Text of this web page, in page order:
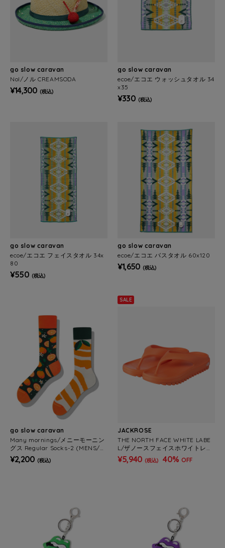
go slow caravan
Nol/ノル CREAMSODA
¥14,300 (税込)
go slow caravan
ecoe/エコエ ウォッシュタオル 34
x35
¥330 (税込)
go slow caravan
ecoe/エコエ フェイスタオル 34x
80
¥550 (税込)
go slow caravan
ecoe/エコエ バスタオル 60x120
¥1,650 (税込)
go slow caravan
Many mornings/メニーモーニン
グス Regular Socks-2 (MENS/W
OMENS)
¥2,200 (税込)
SALE
JACKROSE
THE NORTH FACE WHITE LABE
L/ザノースフェイスホワイトレー
ベル CAMPER S FLIP
¥5,940 (税込) 40% OFF